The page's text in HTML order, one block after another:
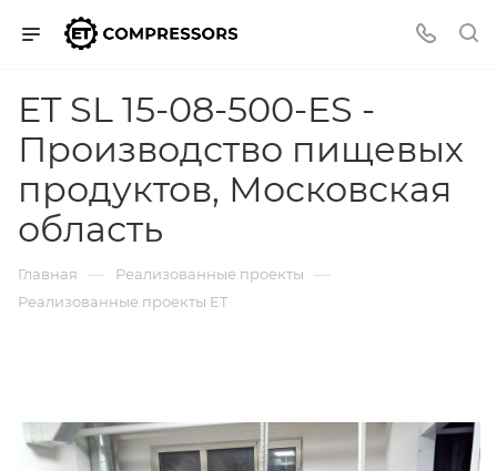
ET SL 15-08-500-ES -
Производство пищевых
продуктов, Московская
область
Главная — Реализованные проекты —
Реализованные проекты ET